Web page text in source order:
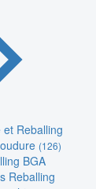
Reballing
(126)
BGA
Reballing